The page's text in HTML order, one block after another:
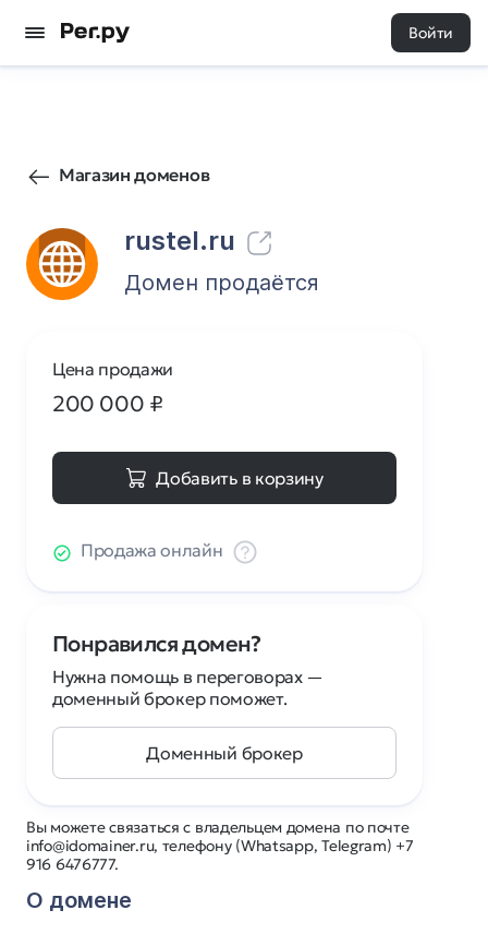
Войти
Магазин доменов
rustel.ru
245 0
Домен продаётся
Вы можете связаться с владельцем домена по почте
info@idomainer.ru, телефону (Whatsapp, Telegram) +7
916 6476777.
О домене
Цена продажи
200 000 ₽
Добавить в корзину
Продажа онлайн
Понравился домен?
Нужна помощь в переговорах —
доменный брокер поможет.
Доменный брокер